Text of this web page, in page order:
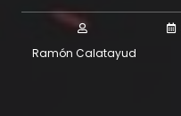
Ramón Calatayud